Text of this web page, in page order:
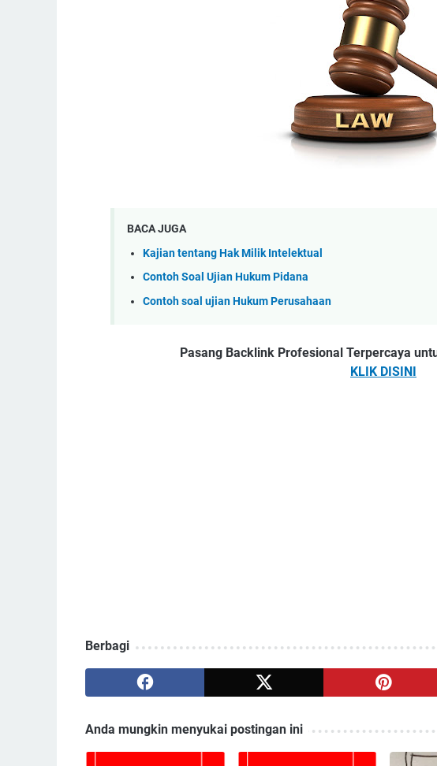
BACA JUGA
Kajian tentang Hak Milik Intelektual
Contoh Soal Ujian Hukum Pidana
Contoh soal ujian Hukum Perusahaan
Pasang Backlink Profesional Terpercaya
KLIK DISINI
Berbagi
Anda mungkin menyukai postingan ini